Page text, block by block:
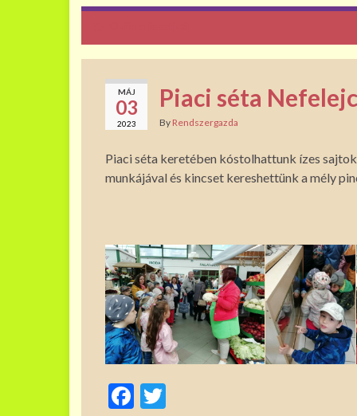
MÁJ
03
2023
Piaci séta
By Rendszergazda
Piaci séta keretében kóstolhattunk ízes
munkájával és kincset kereshettünk a mély
F